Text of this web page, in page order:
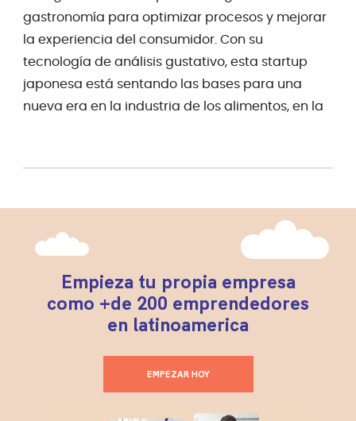
gastronomía para optimizar procesos y mejorar
la experiencia del consumidor. Con su
tecnología de análisis gustativo, esta startup
japonesa está sentando las bases para una
nueva era en la industria de los alimentos, en la
Empieza tu propia empresa
como +de 200 emprendedores
en latinoamerica
EMPEZAR HOY